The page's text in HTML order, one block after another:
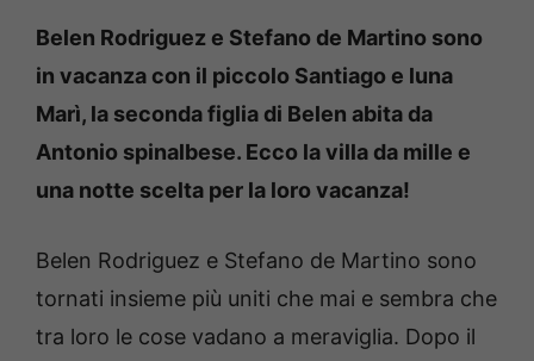
Belen Rodriguez e Stefano de Martino sono
in vacanza con il piccolo Santiago e luna
Marì, la seconda figlia di Belen abita da
Antonio spinalbese. Ecco la villa da mille e
una notte scelta per la loro vacanza!
Belen Rodriguez e Stefano de Martino sono
tornati insieme più uniti che mai e sembra che
tra loro le cose vadano a meraviglia. Dopo il